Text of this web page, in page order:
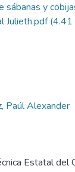
sábanas y
Julieth.pdf(4.41
Paúl Alexander
Estatal del